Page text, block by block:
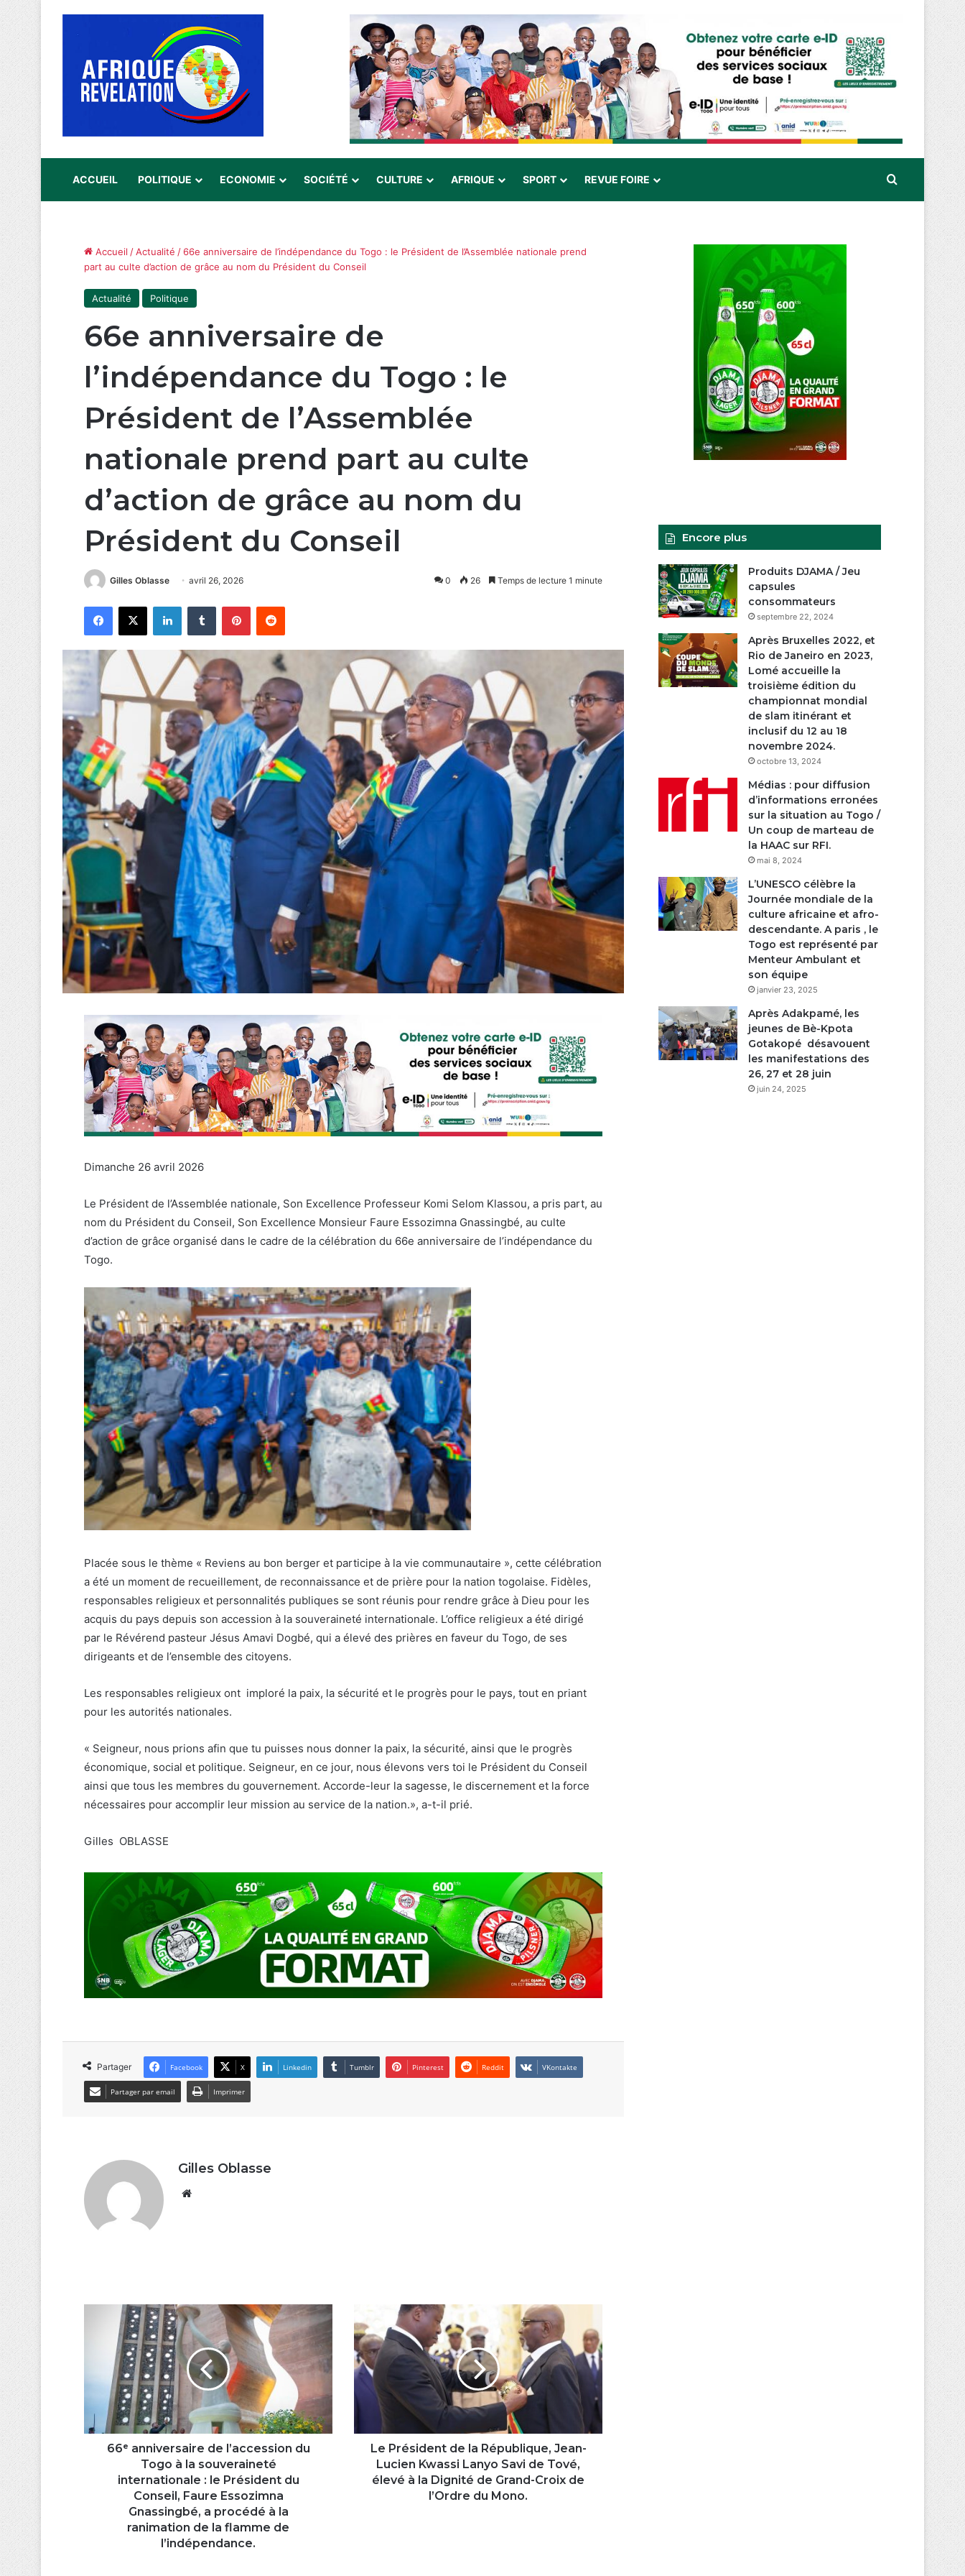
ACCUEIL POLITIQUE ECONOMIE SOCIÉTÉ CULTURE AFRIQUE SPORT REVUE FOIRE Rechercher
Accueil /Actualité /66e anniversaire de l’indépendance du Togo : le Président de l’Assemblée nationale prend
part au culte d’action de grâce au nom du Président du Conseil
Actualité Politique
66e anniversaire de
l’indépendance du Togo : le
Président de l’Assemblée
nationale prend part au culte
d’action de grâce au nom du
Président du Conseil
Gilles Oblasse avril 26, 2026 0 26 Temps de lecture 1 minute
Facebook
X LinkedinTumblr PinterestReddit
Dimanche 26 avril 2026
Le Président de l’Assemblée nationale, Son Excellence Professeur Komi Selom Klassou, a pris part, au
nom du Président du Conseil, Son Excellence Monsieur Faure Essozimna Gnassingbé, au culte
d’action de grâce organisé dans le cadre de la célébration du 66e anniversaire de l’indépendance du
Togo.
Placée sous le thème « Reviens au bon berger et participe à la vie communautaire », cette célébration
a été un moment de recueillement, de reconnaissance et de prière pour la nation togolaise. Fidèles,
responsables religieux et personnalités publiques se sont réunis pour rendre grâce à Dieu pour les
acquis du pays depuis son accession à la souveraineté internationale. L’office religieux a été dirigé
par le Révérend pasteur Jésus Amavi Dogbé, qui a élevé des prières en faveur du Togo, de ses
dirigeants et de l’ensemble des citoyens.
Les responsables religieux ont imploré la paix, la sécurité et le progrès pour le pays, tout en priant
pour les autorités nationales.
« Seigneur, nous prions afin que tu puisses nous donner la paix, la sécurité, ainsi que le progrès
économique, social et politique. Seigneur, en ce jour, nous élevons vers toi le Président du Conseil
ainsi que tous les membres du gouvernement. Accorde-leur la sagesse, le discernement et la force
nécessaires pour accomplir leur mission au service de la nation.», a-t-il prié.
Gilles OBLASSE
Partager Facebook X Linkedin Tumblr Pinterest Reddit VKontakte
Partager par email Imprimer
Gilles Oblasse
anniversaire
l’accession
souveraineté
internationale
66ᵉ anniversaire de l’accession du
Togo à la souveraineté
internationale : le Président du
Conseil, Faure Essozimna
Gnassingbé, a procédé à la
ranimation de la flamme de
l’indépendance.
Président
de
la
République,
Jean-
Lucien
Kwassi
Lanyo
Tové,
Le Président de la République, Jean-
Lucien Kwassi Lanyo Savi de Tové,
élevé à la Dignité de Grand-Croix de
l’Ordre du Mono.
Encore plus
Produits DJAMA / Jeu
capsules
consommateurs
septembre 22, 2024
Après Bruxelles 2022, et
Rio de Janeiro en 2023,
Lomé accueille la
troisième édition du
championnat mondial
de slam itinérant et
inclusif du 12 au 18
novembre 2024.
octobre 13, 2024
Médias : pour diffusion
d’informations erronées
sur la situation au Togo /
Un coup de marteau de
la HAAC sur RFI.
mai 8, 2024
L’UNESCO célèbre la
Journée mondiale de la
culture africaine et afro-
descendante. A paris , le
Togo est représenté par
Menteur Ambulant et
son équipe
janvier 23, 2025
Après Adakpamé, les
jeunes de Bè-Kpota
Gotakopé désavouent
les manifestations des
26, 27 et 28 juin
juin 24, 2025